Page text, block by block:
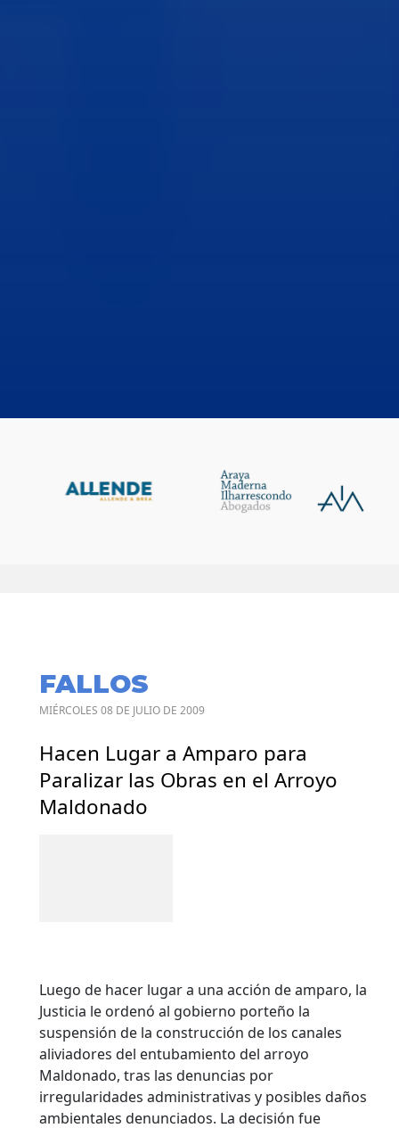
FALLOS
MIÉRCOLES 08 DE JULIO DE 2009
Hacen Lugar a Amparo para
Paralizar las Obras en el Arroyo
Maldonado
Luego de hacer lugar a una acción de amparo, la
Justicia le ordenó al gobierno porteño la
suspensión de la construcción de los canales
aliviadores del entubamiento del arroyo
Maldonado, tras las denuncias por
irregularidades administrativas y posibles daños
ambientales denunciados. La decisión fue